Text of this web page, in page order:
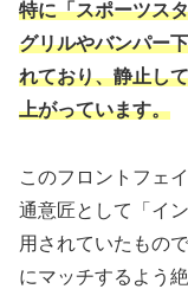
特に「スポーツス
グリルやバンパー
れており、静止し
上がっています。
このフロントフェ
通意匠として「イ
用されていたもの
にマッチするよう